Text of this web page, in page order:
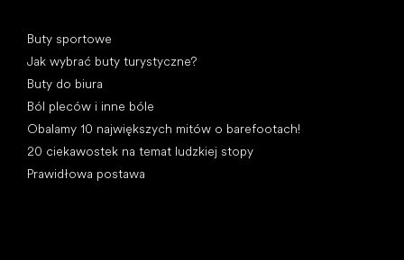
Buty sportowe
Jak wybrać buty turystyczne?
Buty do biura
Ból pleców i inne bóle
Obalamy 10 największych mitów o barefootach!
20 ciekawostek na temat ludzkiej stopy
Prawidłowa postawa